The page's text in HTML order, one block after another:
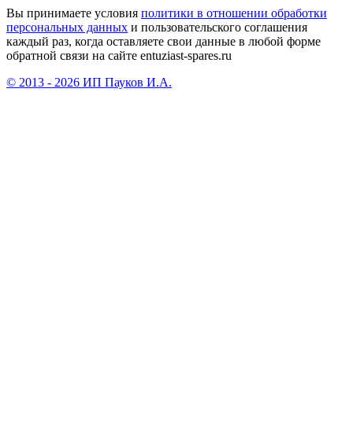
Вы принимаете условия политики в отношении обработки
персональных данных и пользовательского соглашения
каждый раз, когда оставляете свои данные в любой форме
обратной связи на сайте entuziast-spares.ru
© 2013 - 2026 ИП Пауков И.А.